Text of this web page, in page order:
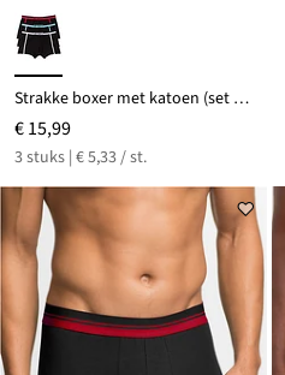
Strakke boxer met katoen (set van 3)
€ 15,99
3 stuks | € 5,33 / st.